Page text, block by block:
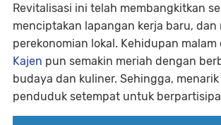
Revitalisasi ini telah membangkitkan
menciptakan lapangan kerja baru, dan
perekonomian lokal. Kehidupan malam
Kajen pun semakin meriah dengan
budaya dan kuliner. Sehingga,
penduduk setempat untuk